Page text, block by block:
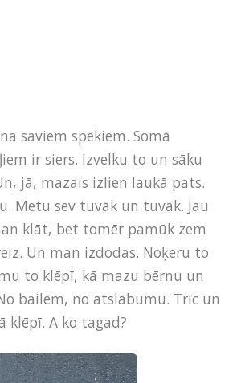
saviem spēkiem. Somā
ir siers. Izvelku to un sāku
jā, mazais izlien laukā pats.
Metu sev tuvāk un tuvāk. Jau
klāt, bet tomēr pamūk zem
Un man izdodas. Noķeru to
to klēpī, kā mazu bērnu un
bailēm, no atslābumu. Trīc un
klēpī. A ko tagad?